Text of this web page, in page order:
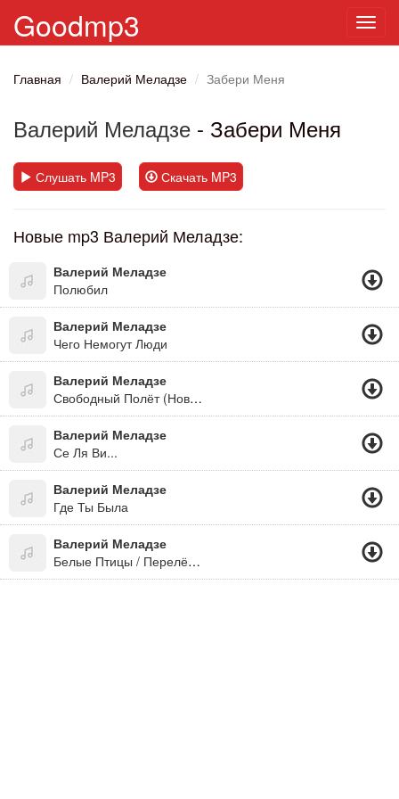
Goodmp3
Главная Валерий Меладзе Забери Меня
Валерий Меладзе - Забери Меня
Слушать MP3 Скачать MP3
Новые mp3 Валерий Меладзе:
Валерий Меладзе
Полюбил
Валерий Меладзе
Чего Немогут Люди
Валерий Меладзе
Свободный Полёт (Новинка 2015)
Валерий Меладзе
Се Ля Ви...
Валерий Меладзе
Где Ты Была
Валерий Меладзе
Белые Птицы / Перелётные Птицы (2015)